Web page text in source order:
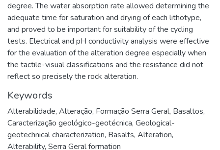
degree. The water absorption rate allowed determining the
adequate time for saturation and drying of each lithotype,
and proved to be important for suitability of the cycling
tests. Electrical and pH conductivity analysis were effective
for the evaluation of the alteration degree especially when
the tactile-visual classifications and the resistance did not
reflect so precisely the rock alteration.
Keywords
Alterabilidade, Alteração, Formação Serra Geral, Basaltos,
Caracterização geológico-geotécnica, Geological-
geotechnical characterization, Basalts, Alteration,
Alterability, Serra Geral formation